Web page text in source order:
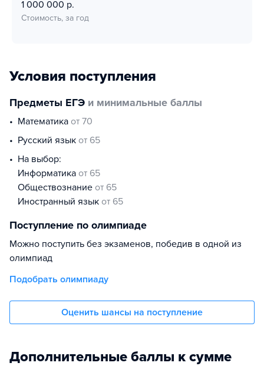
1 000 000 р.
Стоимость, за год
Условия поступления
Предметы ЕГЭ и минимальные баллы
математика от 70
русский язык от 65
На выбор:
информатика от 65
обществознание от 65
иностранный язык от 65
Поступление по олимпиаде
Можно поступить без экзаменов, победив в одной из
олимпиад
Подобрать олимпиаду
Оценить шансы на поступление
Дополнительные баллы к сумме